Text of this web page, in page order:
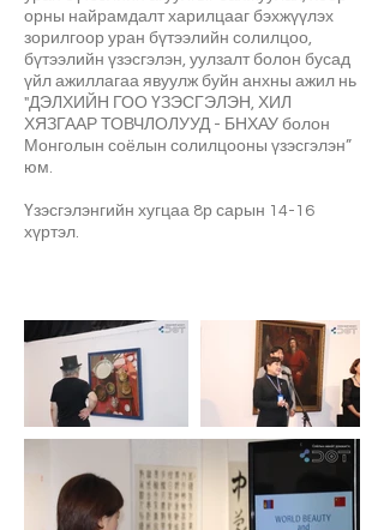
орны найрамдалт харилцааг бэхжүүлэх
зорилгоор уран бүтээлийн солилцоо,
бүтээлийн үзэсгэлэн, уулзалт болон бусад
үйл ажиллагаа явуулж буйн анхны ажил нь
"ДЭЛХИЙН ГОО ҮЗЭСГЭЛЭН, ХИЛ
ХЯЗГААР ТОВЧЛОЛУУД - БНХАУ болон
Монголын соёлын солилцооны үзэсгэлэн”
юм.
Үзэсгэлэнгийн хугцаа 8р сарын 14-16
хүртэл.